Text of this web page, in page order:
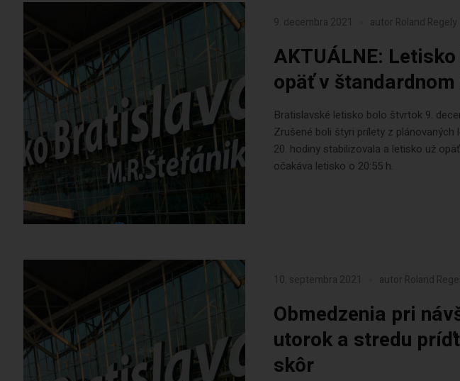
9. decembra 2021 autor Roland Regely
AKTUÁLNE:
opäť v
Bratislavské letisko bolo štvrtok 9.
Zrušené boli štyri prílety z
20. hodiny stabilizovala a letisko už
očakáva letisko o 20:55 h.
10. septembra 2021 autor Roland
Obmedzenia pri
utorok a stredu
skôr